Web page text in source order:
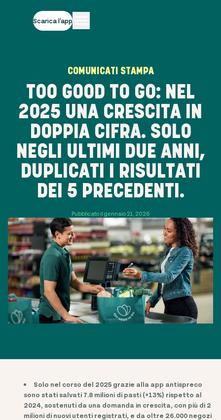
Scarica l'app
COMUNICATI STAMPA
TOO GOOD TO GO: NEL
2025 UNA CRESCITA IN
DOPPIA CIFRA. SOLO
NEGLI ULTIMI DUE ANNI,
DUPLICATI I RISULTATI
DEI 5 PRECEDENTI.
Pubblicato il gennaio 21, 2026
Solo nel corso del 2025 grazie alla app antispreco
sono stati salvati 7.8 milioni di pasti (+13%) rispetto al
2024, sostenuti da una domanda in crescita, con più di 2
milioni di nuovi utenti registrati, e da oltre 26.000 negozi